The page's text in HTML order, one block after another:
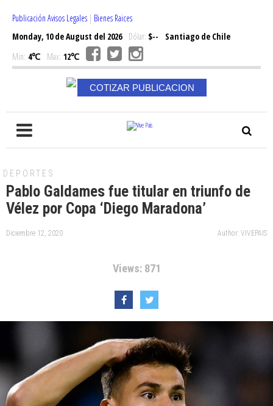
Publicación Avisos Legales | Bienes Raices
Monday, 10 de August del 2026Dólar: $--
Santiago de Chile
Min: 4℃ Max: 12℃
COTIZAR PUBLICACION
DEPORTES
Pablo Galdames fue titular en triunfo de
Vélez por Copa ‘Diego Maradona’
Diciembre 12, 2020 Author: VIVEPAIS
Views: 871